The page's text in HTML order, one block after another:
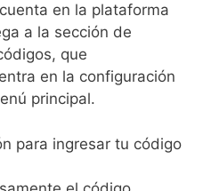
en la plataforma
a la sección de
que
en la configuración
principal.
para ingresar tu código